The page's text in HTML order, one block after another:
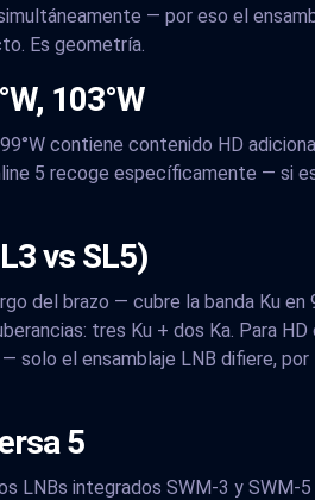
— por eso el
Es geometría.
103°W
contiene contenido HD
5 recoge específicamente — si
vs SL5)
del brazo — cubre la banda Ku en
tres Ku + dos Ka. Para
solo el ensamblaje LNB difiere,
5
LNBs integrados SWM-3 y SWM-